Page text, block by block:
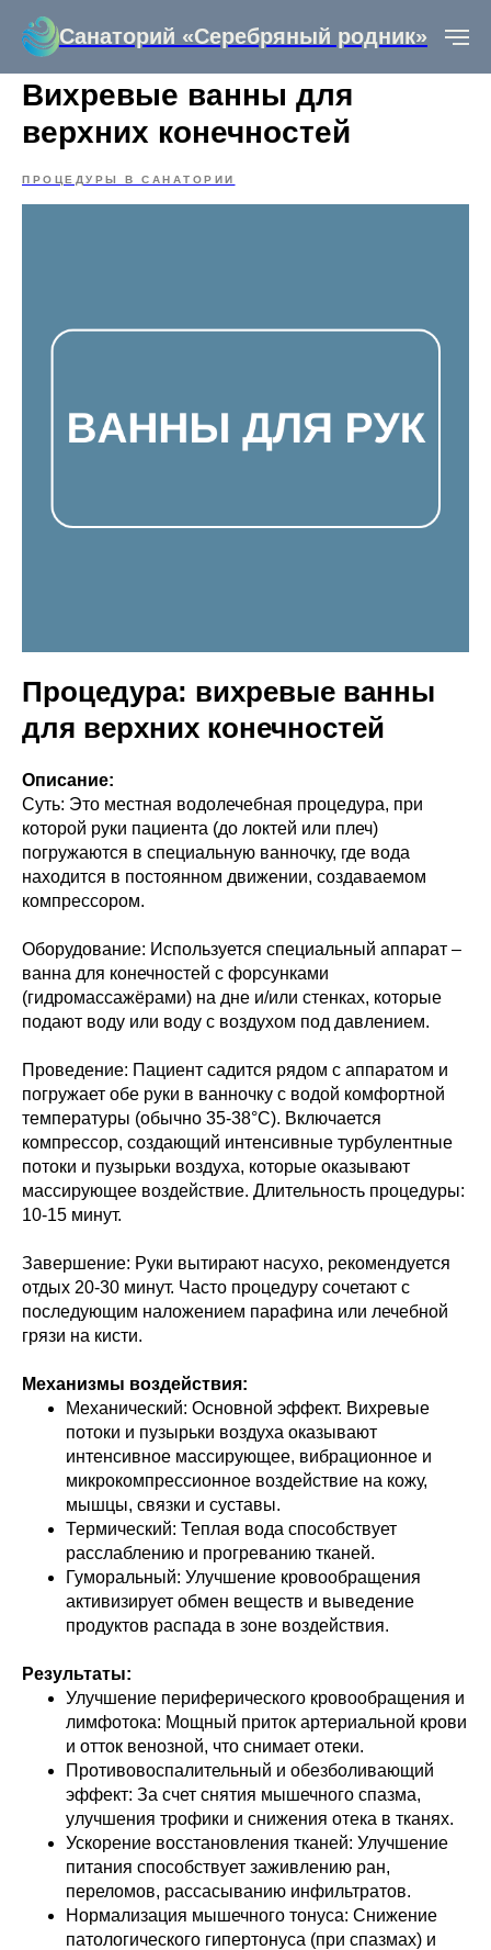
Санаторий «Серебряный родник»
Вихревые ванны для
верхних конечностей
ПРОЦЕДУРЫ В САНАТОРИИ
Процедура: вихревые ванны
для верхних конечностей
Описание:
Суть: Это местная водолечебная процедура, при
которой руки пациента (до локтей или плеч)
погружаются в специальную ванночку, где вода
находится в постоянном движении, создаваемом
компрессором.
Оборудование: Используется специальный аппарат –
ванна для конечностей с форсунками
(гидромассажёрами) на дне и/или стенках, которые
подают воду или воду с воздухом под давлением.
Проведение: Пациент садится рядом с аппаратом и
погружает обе руки в ванночку с водой комфортной
температуры (обычно 35-38°C). Включается
компрессор, создающий интенсивные турбулентные
потоки и пузырьки воздуха, которые оказывают
массирующее воздействие. Длительность процедуры:
10-15 минут.
Завершение: Руки вытирают насухо, рекомендуется
отдых 20-30 минут. Часто процедуру сочетают с
последующим наложением парафина или лечебной
грязи на кисти.
Механизмы воздействия:
Механический: Основной эффект. Вихревые
потоки и пузырьки воздуха оказывают
интенсивное массирующее, вибрационное и
микрокомпрессионное воздействие на кожу,
мышцы, связки и суставы.
Термический: Теплая вода способствует
расслаблению и прогреванию тканей.
Гуморальный: Улучшение кровообращения
активизирует обмен веществ и выведение
продуктов распада в зоне воздействия.
Результаты:
Улучшение периферического кровообращения и
лимфотока: Мощный приток артериальной крови
и отток венозной, что снимает отеки.
Противовоспалительный и обезболивающий
эффект: За счет снятия мышечного спазма,
улучшения трофики и снижения отека в тканях.
Ускорение восстановления тканей: Улучшение
питания способствует заживлению ран,
переломов, рассасыванию инфильтратов.
Нормализация мышечного тонуса: Снижение
патологического гипертонуса (при спазмах) и